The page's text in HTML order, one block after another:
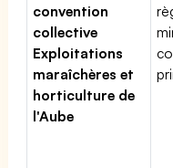
convention
collective
Exploitations
maraîchères et
horticulture de
l'Aube